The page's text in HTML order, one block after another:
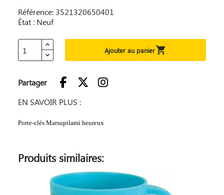
Référence: 3521320650401
État : Neuf
Ajouter au panier
Partager
EN SAVOIR PLUS :
Porte-clés Marsupilami heureux
Produits similaires: